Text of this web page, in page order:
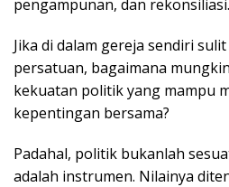
pengampunan, dan rekonsiliasi.
Jika di dalam gereja sendiri
persatuan, bagaimana
kekuatan politik yang mampu
kepentingan bersama?
Padahal, politik bukanlah
adalah instrumen. Nilainya